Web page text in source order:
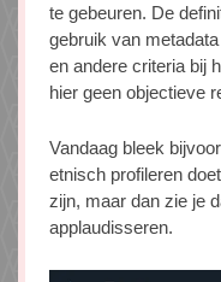
te gebeuren. De
gebruik van
en andere criteria bij
hier geen objectieve
Vandaag bleek
etnisch profileren
zijn, maar dan zie je
applaudisseren.